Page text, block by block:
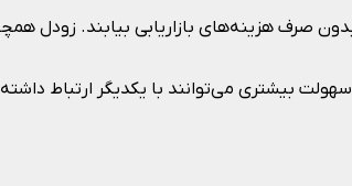
صرف هزینه‌های بازاریابی بیابند. زودل
بیشتری می‌توانند با یکدیگر ارتباط